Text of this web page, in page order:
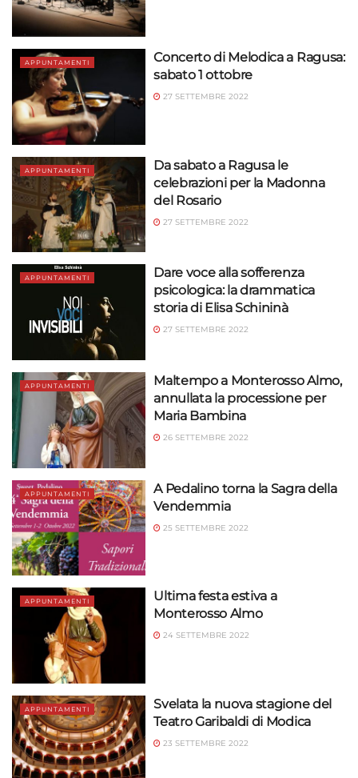
APPUNTAMENTI
Concerto di Melodica a Ragusa:
sabato 1 ottobre
27 SETTEMBRE 2022
APPUNTAMENTI
Da sabato a Ragusa le
celebrazioni per la Madonna
del Rosario
27 SETTEMBRE 2022
APPUNTAMENTI
Dare voce alla sofferenza
psicologica: la drammatica
storia di Elisa Schininà
27 SETTEMBRE 2022
APPUNTAMENTI
Maltempo a Monterosso Almo,
annullata la processione per
Maria Bambina
26 SETTEMBRE 2022
APPUNTAMENTI
A Pedalino torna la Sagra della
Vendemmia
25 SETTEMBRE 2022
APPUNTAMENTI
Ultima festa estiva a
Monterosso Almo
24 SETTEMBRE 2022
APPUNTAMENTI
Svelata la nuova stagione del
Teatro Garibaldi di Modica
23 SETTEMBRE 2022